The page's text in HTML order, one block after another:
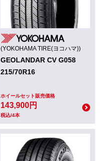
(YOKOHAMA TIRE(ヨコハマ))
GEOLANDAR CV G058
215/70R16
ホイールセット販売価格
143,900円
税込/4本